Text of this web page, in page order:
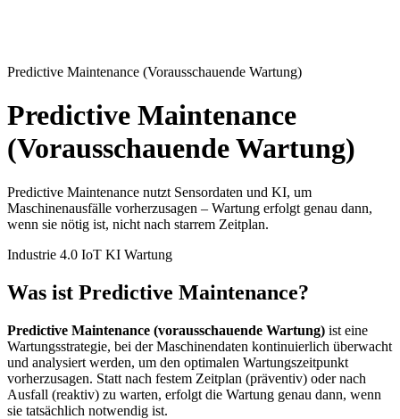
Predictive Maintenance (Vorausschauende Wartung)
Predictive Maintenance
(Vorausschauende Wartung)
Predictive Maintenance nutzt Sensordaten und KI, um
Maschinenausfälle vorherzusagen – Wartung erfolgt genau dann,
wenn sie nötig ist, nicht nach starrem Zeitplan.
Industrie 4.0 IoT KI Wartung
Was ist Predictive Maintenance?
Predictive Maintenance (vorausschauende Wartung) ist eine
Wartungsstrategie, bei der Maschinendaten kontinuierlich überwacht
und analysiert werden, um den optimalen Wartungszeitpunkt
vorherzusagen. Statt nach festem Zeitplan (präventiv) oder nach
Ausfall (reaktiv) zu warten, erfolgt die Wartung genau dann, wenn
sie tatsächlich notwendig ist.